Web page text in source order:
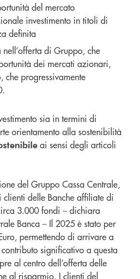
del mercato
investimento in titoli di
definita
nell’offerta di Gruppo, che
dei mercati azionari,
progressivamente
sia in termini di
orientamento alla sostenibilità
ai sensi degli articoli
del Gruppo Cassa Centrale,
clienti delle Banche affiliate di
3.000 fondi – dichiara
Banca – Il 2025 è stato per
permettendo di arrivare a
significativo a questa
al centro dell’offerta delle
al risparmio. I clienti del